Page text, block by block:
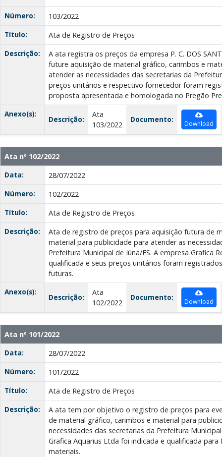
Número:
103/2022
Título:
Ata de Registro de Preços
Descrição:
A ata registra os preços da empresa P. C. DOS
future aquisição de material gráfico, carimbos e
atender as necessidades das secretarias da
preços unitários e respectivo fornecedor foram
proposta apresentada e homologada no Pregão
Anexo(s):
Descrição:
Ata
103/2022
Documento: Download
Ata nº 102/2022
Data:
28/07/2022
Número:
102/2022
Título:
Ata de Registro de Preços
Descrição:
Ata de registro de preços para aquisição futura de
material para publicidade para atender as
Prefeitura Municipal de Iúna/ES. A empresa Grafica
qualificada e seus preços unitários foram
futuras.
Anexo(s):
Descrição:
Ata
102/2022
Documento: Download
Ata nº 101/2022
Data:
28/07/2022
Número:
101/2022
Título:
Ata de Registro de Preços
Descrição:
A ata tem por objetivo o registro de preços para
de material gráfico, carimbos e material para
necessidades das secretarias da Prefeitura
Grafica Aquarius Ltda foi indicada e qualificada
materiais.